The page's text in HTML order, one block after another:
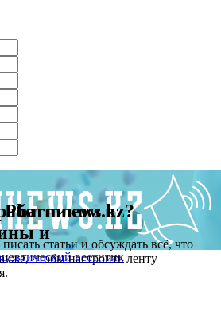
статьи и обсуждать всё, что
чтобы настроить ленту
в
и